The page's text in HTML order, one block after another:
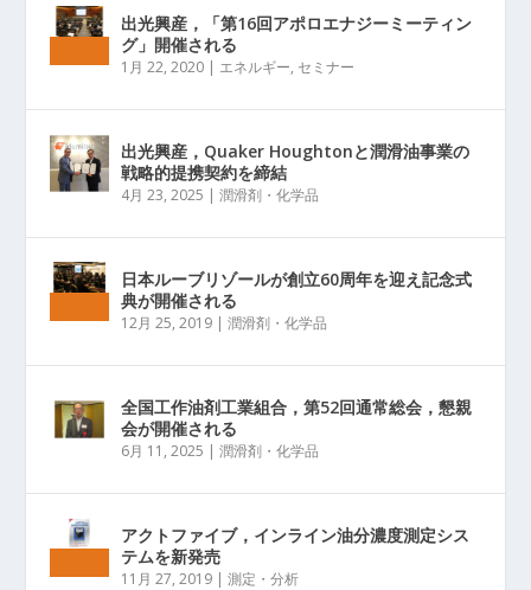
出光興産，「第16回アポロエナジーミーティン
グ」開催される
1月 22, 2020 | エネルギー, セミナー
出光興産，Quaker Houghtonと潤滑油事業の
戦略的提携契約を締結
4月 23, 2025 |潤滑剤・化学品
日本ルーブリゾールが創立60周年を迎え記念式
典が開催される
12月 25, 2019 |潤滑剤・化学品
全国工作油剤工業組合，第52回通常総会，懇親
会が開催される
6月 11, 2025 |潤滑剤・化学品
アクトファイブ，インライン油分濃度測定シス
テムを新発売
11月 27, 2019 |測定・分析